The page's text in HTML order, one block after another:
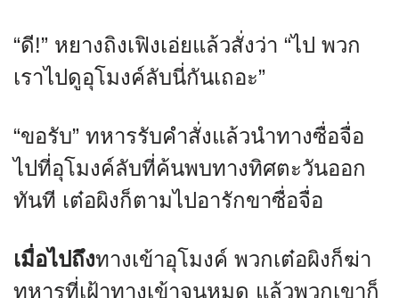
“ดี!” หยางถิงเฟิงเอ่ยแล้วสั่งว่า “ไป พวก
เราไปดูอุโมงค์ลับนี่กันเถอะ”
“ขอรับ” ทหารรับคำสั่งแล้วนำทางซื่อจื่อ
ไปที่อุโมงค์ลับที่ค้นพบทางทิศตะวันออก
ทันที เต๋อผิงก็ตามไปอารักขาซื่อจื่อ
เมื่อไปถึงทางเข้าอุโมงค์ พวกเต๋อผิงก็ฆ่า
ทหารที่เฝ้าทางเข้าจนหมด แล้วพวกเขาก็